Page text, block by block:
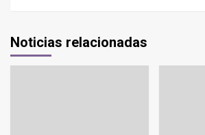
Noticias relacionadas